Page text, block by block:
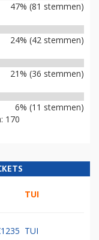
47% (81 stemmen)
24% (42 stemmen)
21% (36 stemmen)
6% (11 stemmen)
170
TUI
TUI